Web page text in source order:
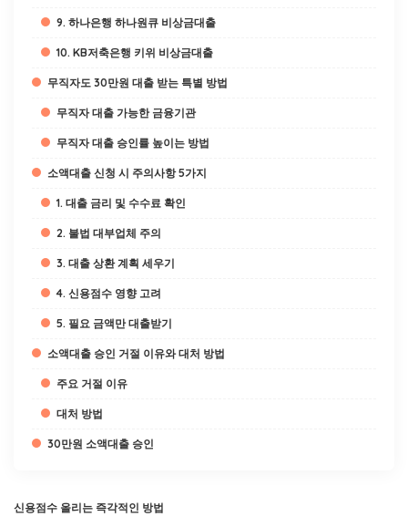
9. 하나은행 하나원큐 비상금대출
10. KB저축은행 키위 비상금대출
무직자도 30만원 대출 받는 특별 방법
무직자 대출 가능한 금융기관
무직자 대출 승인률 높이는 방법
소액대출 신청 시 주의사항 5가지
1. 대출 금리 및 수수료 확인
2. 불법 대부업체 주의
3. 대출 상환 계획 세우기
4. 신용점수 영향 고려
5. 필요 금액만 대출받기
소액대출 승인 거절 이유와 대처 방법
주요 거절 이유
대처 방법
30만원 소액대출 승인
신용점수 올리는 즉각적인 방법